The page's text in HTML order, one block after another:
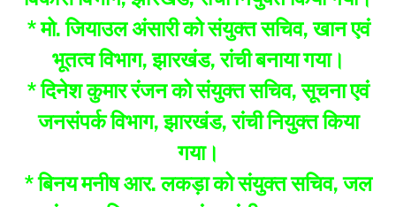
* मो. जियाउल अंसारी को संयुक्त सचिव, खान एवं
भूतत्व विभाग, झारखंड, रांची बनाया गया।
* दिनेश कुमार रंजन को संयुक्त सचिव, सूचना एवं
जनसंपर्क विभाग, झारखंड, रांची नियुक्त किया
गया।
* बिनय मनीष आर. लकड़ा को संयुक्त सचिव, जल